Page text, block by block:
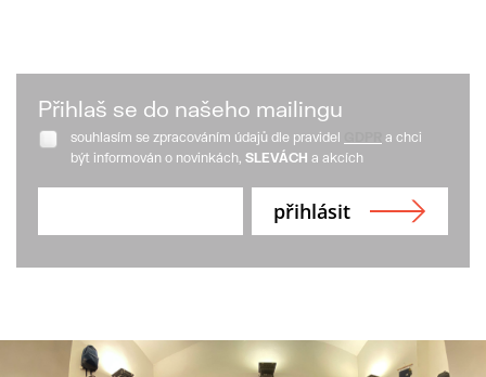
Přihlaš se do našeho mailingu
souhlasím se zpracováním údajů dle pravidel
a chci
být informován o novinkách, SLEVÁCH a akcích